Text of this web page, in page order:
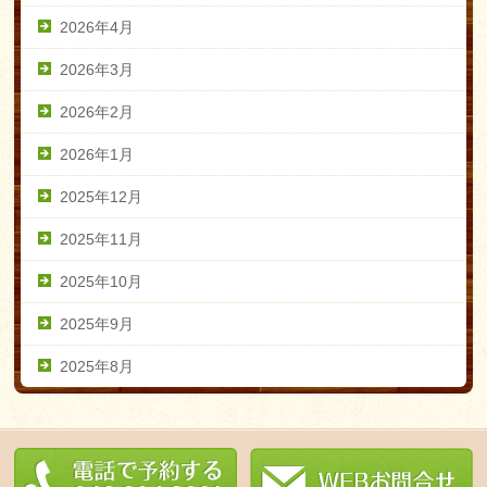
2026年4月
2026年3月
2026年2月
2026年1月
2025年12月
2025年11月
2025年10月
2025年9月
2025年8月